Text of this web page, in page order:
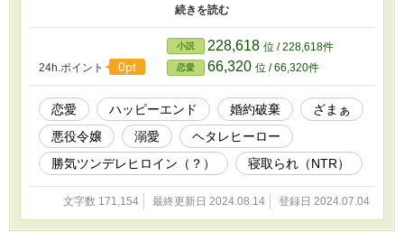
スという愛人がおり、彼女を妻に迎えようと画策していたのだ。
気丈に振る舞う。 そんなとき、シェカール公爵サーフェスから
極秘裏に呼び出された。 この呼び出しを契機に公爵に見初めら
れたなら、娘の起死回生、汚名返上になると踏んだ父は喜んで承諾
し、マーレイは彼の屋敷へと赴いた。 サーフェスは命じた。
「童貞の私に恋愛指南してくれ」と。 仮面舞踏会で運命の出会
いとやらをした「かすみ草の淑女」なるレディに求婚するために。
だが、その「かすみ草の淑女」こそ、正体を隠したマーレイだっ
た。 R18には※をしています。
24h.ポイント 0pt
小説 228,618 位 / 228,618件
恋愛 66,320 位 / 66,320件
恋愛 ハッピーエンド 婚約破棄
ざまぁ
悪役令嬢
溺愛
ヘタレヒーロー
勝気ツンデレヒロイン（？）
寝取られ（NTR）
文字数 171,154 最終更新日 2024.08.14 登録日 2024.07.04